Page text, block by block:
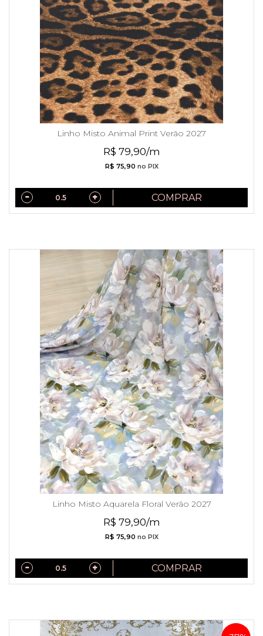
Linho Misto Animal Print Verão 2027
R$ 79,90/m
R$ 75,90 no PIX
COMPRAR
Linho Misto Aquarela Floral Verão 2027
R$ 79,90/m
R$ 75,90 no PIX
COMPRAR